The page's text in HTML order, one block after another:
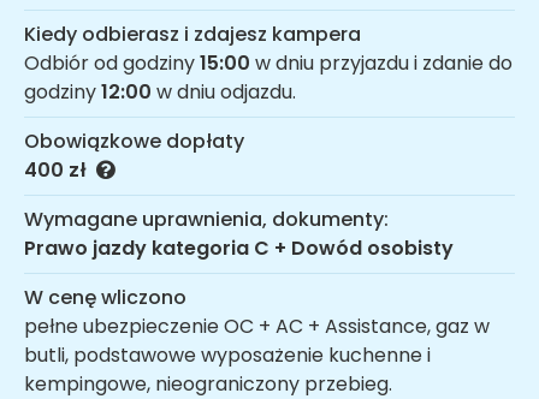
Kiedy odbierasz i zdajesz kampera
Odbiór od godziny15:00 w dniu przyjazdu i zdanie do
godziny12:00 w dniu odjazdu.
Obowiązkowe dopłaty
400 zł
Wymagane uprawnienia, dokumenty:
Prawo jazdy kategoria C + Dowód osobisty
W cenę wliczono
pełne ubezpieczenie OC + AC + Assistance, gaz w
butli, podstawowe wyposażenie kuchenne i
kempingowe, nieograniczony przebieg.